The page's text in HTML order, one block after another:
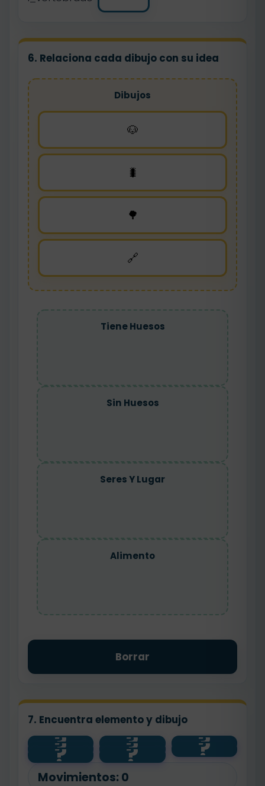
6. Relaciona cada dibujo con su idea
Dibujos
🐶
🐛
🌳
🔗
Tiene Huesos
Sin Huesos
Seres Y Lugar
Alimento
Borrar
7. Encuentra elemento y dibujo
?
vertebrad
o ?
invertebra
do ?
ecosistem
a
?
🔗 ?
🐶 ?
🐛
?
🌳 ?
cadena
Movimientos: 0